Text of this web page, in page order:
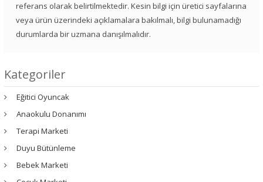
referans olarak belirtilmektedir. Kesin bilgi için üretici sayfalarına
veya ürün üzerindeki açıklamalara bakılmalı, bilgi bulunamadığı
durumlarda bir uzmana danışılmalıdır.
Kategoriler
Eğitici Oyuncak
Anaokulu Donanımı
Terapi Marketi
Duyu Bütünleme
Bebek Marketi